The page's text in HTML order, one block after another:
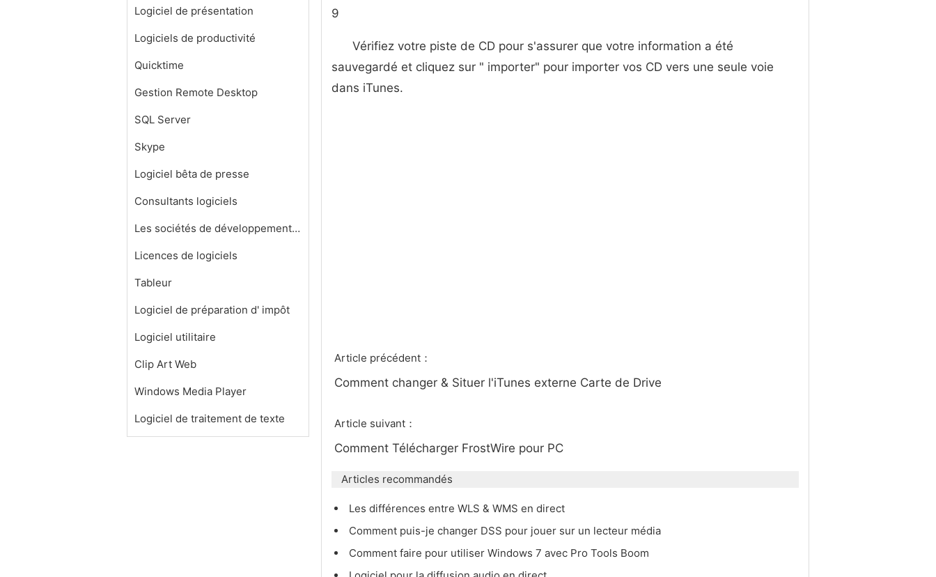
Logiciel de présentation
Logiciels de productivité
Quicktime
Gestion Remote Desktop
SQL Server
Skype
Logiciel bêta de presse
Consultants logiciels
Les sociétés de développement de logiciels
Licences de logiciels
Tableur
Logiciel de préparation d' impôt
Logiciel utilitaire
Clip Art Web
Windows Media Player
Logiciel de traitement de texte
9
Vérifiez votre piste de CD pour s'assurer que votre information a été
sauvegardé et cliquez sur " importer" pour importer vos CD vers une seule voie
dans iTunes.
Article précédent：
Comment changer & Situer l'iTunes externe Carte de Drive
Article suivant：
Comment Télécharger FrostWire pour PC
Articles recommandés
Les différences entre WLS & WMS en direct
Comment puis-je changer DSS pour jouer sur un lecteur média
Comment faire pour utiliser Windows 7 avec Pro Tools Boom